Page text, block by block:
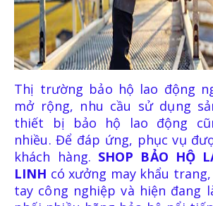
Thị trường bảo hộ lao động
mở rộng, nhu cầu sử dụng
thiết bị bảo hộ lao động
nhiều. Để đáp ứng, phục vụ
khách hàng. SHOP BẢO HỘ
LINH có xưởng may khẩu
tay công nghiệp và hiện đang